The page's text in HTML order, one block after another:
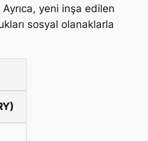
yeni inşa edilen
sosyal olanaklarla